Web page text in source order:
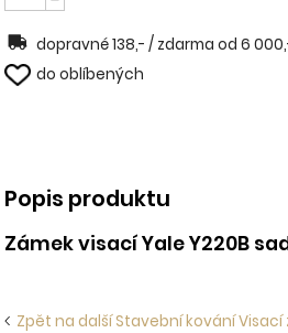
dopravné 138,- / zdarma od 6
do oblíbených
Popis produktu
Zámek visací Yale Y220B
Zpět na další Stavební kování Visací